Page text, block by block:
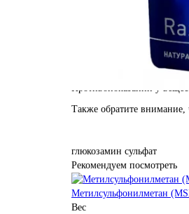
Рекомендуемая
В сутки можно
применение БАДа 2-3
Противопоказаний у
Также обратите внимание,
глюкозамин сульфат
Рекомендуем посмотреть
Метилсульфонилметан
Вес